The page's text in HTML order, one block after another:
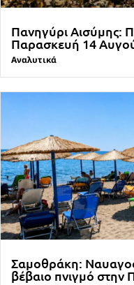
Πανηγύρι Αισύμης:
Παρασκευή 14
Αναλυτικά
Σαμοθράκη:
βέβαιο πνιγμό στην